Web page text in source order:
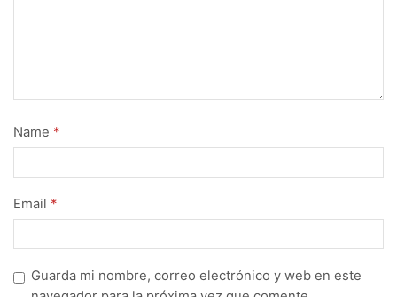
Name *
Email *
Guarda mi nombre, correo electrónico y web en este